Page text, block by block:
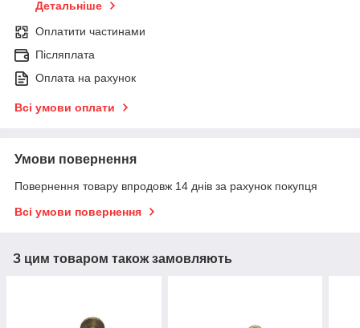
Детальніше
Оплатити частинами
Післяплата
Оплата на рахунок
Всі умови оплати
Умови повернення
Повернення товару впродовж 14 днів за рахунок покупця
Всі умови повернення
З цим товаром також замовляють